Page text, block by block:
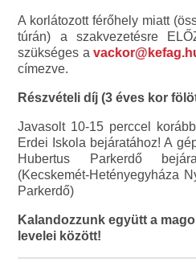
A korlátozott férőhely miatt
túrán) a szakvezetésre
szükséges a
címezve.
Részvételi díj (3 éves kor
Javasolt 10-15 perccel
Erdei Iskola bejáratához! A
Hubertus Parkerdő
(Kecskemét-Hetényegyháza
Parkerdő)
Kalandozzunk együtt a
levelei között!